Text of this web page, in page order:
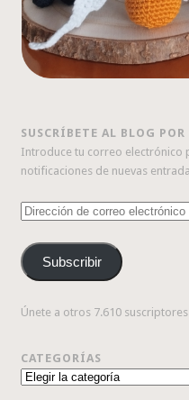
SUSCRÍBETE AL BLOG
Introduce tu correo electrónico
notificaciones de nuevas
Dirección
correo
electrónico
Subscribir
Únete a otros 7.610 suscriptores
CATEGORÍAS
Categorías